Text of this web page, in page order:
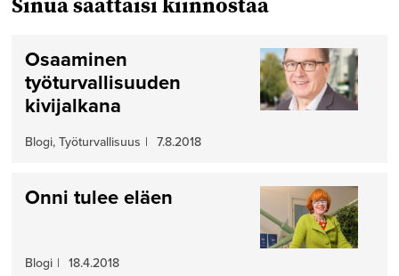
Osaaminen
työturvallisuuden
kivijalkana
Blogi, Työturvallisuus | 7.8.2018
Onni tulee eläen
Blogi | 18.4.2018